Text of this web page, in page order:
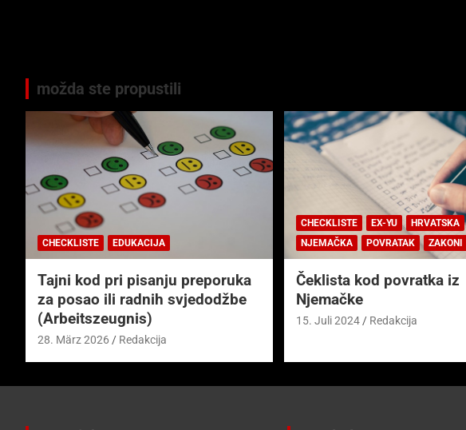
možda ste propustili
CHECKLISTE EDUKACIJA
Tajni kod pri pisanju preporuka
za posao ili radnih svjedodžbe
(Arbeitszeugnis)
28. März 2026 Redakcija
CHECKLISTE EX-YU
HRVATSKA
NJEMAČKA
POVRATAK ZAKONI
Čeklista kod povratka iz
Njemačke
15. Juli 2024 Redakcija